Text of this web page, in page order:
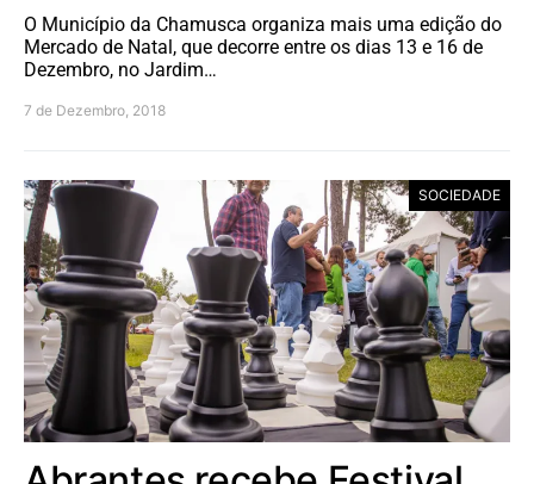
O Município da Chamusca organiza mais uma edição do
Mercado de Natal, que decorre entre os dias 13 e 16 de
Dezembro, no Jardim…
7 de Dezembro, 2018
SOCIEDADE